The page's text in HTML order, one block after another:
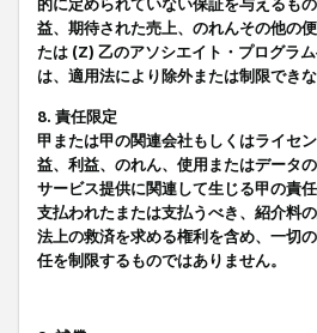
的に定められていない保証を与えるも
益、期待された売上、のれんその他の
たは (Z) 乙のアソシエイト・プログラ
は、適用法により除外または制限でき
8. 責任限定
甲または甲の関連会社もしくはライセ
益、利益、のれん、使用またはデータ
サービス提供に関連して生じる甲の責
支払われたまたは支払うべき、紹介料
法上の救済を求める権利を含め、一切
任を制限するものではありません。